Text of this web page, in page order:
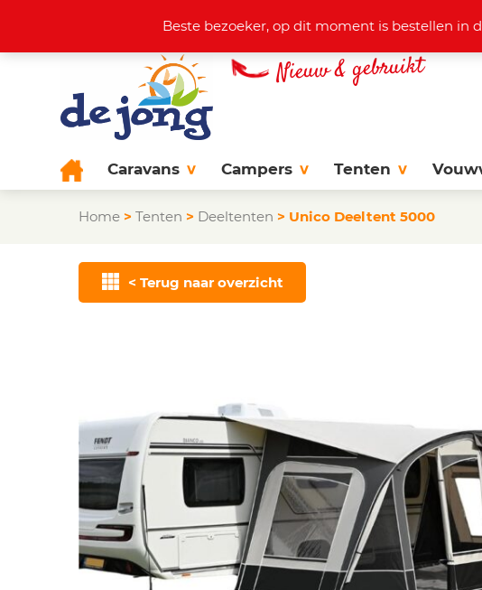
Actuele aanbod +31 (0)38 444 37 77
Caravans Campers Tenten
Home > Tenten > Deeltenten > Unico Deeltent 5000
< Terug naar overzicht
Beste bezoeker, op dit moment is bestellen